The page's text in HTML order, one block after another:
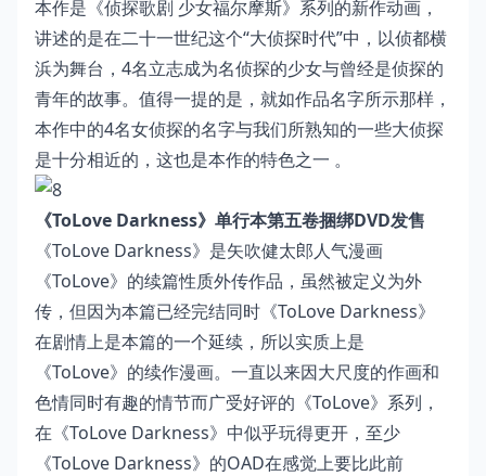
本作是《侦探歌剧 少女福尔摩斯》系列的新作动画，
讲述的是在二十一世纪这个“大侦探时代”中，以侦都横
浜为舞台，4名立志成为名侦探的少女与曾经是侦探的
青年的故事。值得一提的是，就如作品名字所示那样，
本作中的4名女侦探的名字与我们所熟知的一些大侦探
是十分相近的，这也是本作的特色之一 。
《ToLove Darkness》单行本第五卷捆绑DVD发售
《ToLove Darkness》是矢吹健太郎人气漫画
《ToLove》的续篇性质外传作品，虽然被定义为外
传，但因为本篇已经完结同时《ToLove Darkness》
在剧情上是本篇的一个延续，所以实质上是
《ToLove》的续作漫画。一直以来因大尺度的作画和
色情同时有趣的情节而广受好评的《ToLove》系列，
在《ToLove Darkness》中似乎玩得更开，至少
《ToLove Darkness》的OAD在感觉上要比此前